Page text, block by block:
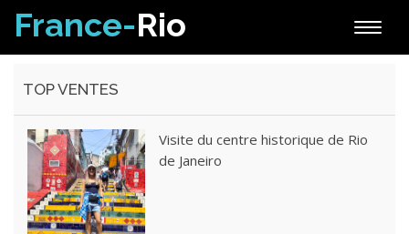
Toggle
France-Rio
TOP VENTES
Visite du centre historique de Rio
de Janeiro